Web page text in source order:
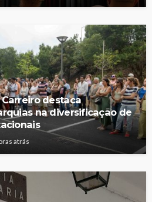
Carreiro destaca
na diversificação de
atrás